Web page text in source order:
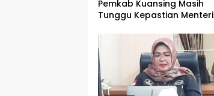
Pemkab Kuansing Masih
Tunggu Kepastian Menteri